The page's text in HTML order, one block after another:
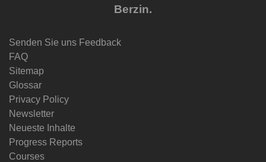
Berzin.
Senden Sie uns Feedback
FAQ
Sitemap
Glossar
Privacy Policy
Newsletter
Neueste Inhalte
Progress Reports
Courses